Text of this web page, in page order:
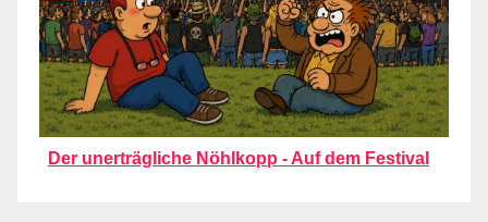
Der unerträgliche Nöhlkopp - Auf dem Festival